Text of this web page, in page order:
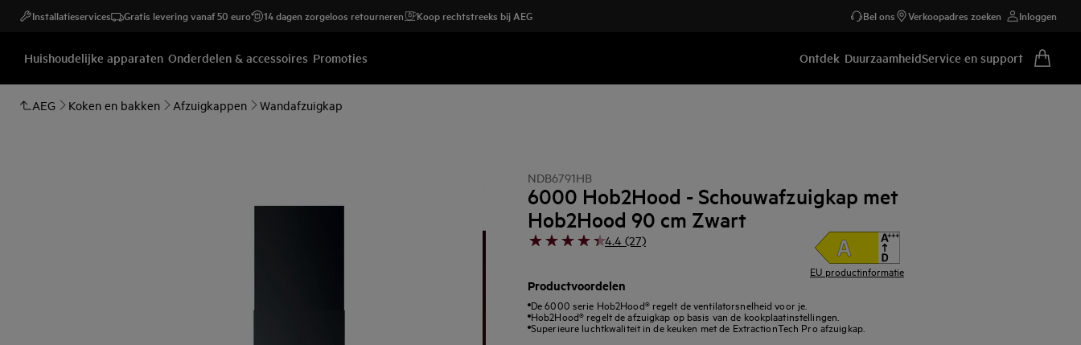
Installatieservices Gratis levering vanaf 50 euro 14 dagen zorgeloos retourneren Koop rechtstreeks bij AEG Bel ons Verkoopadres zoeken Inloggen
Huishoudelijke apparaten Onderdelen & accessoires Promoties Ontdek DuurzaamheidService en support
AEG Koken en bakken Afzuigkappen Wandafzuigkap
NDB6791HB
6000 Hob2Hood - Schouwafzuigkap met
Hob2Hood 90 cm Zwart
4.4 (27)
EU productinformatie
Productvoordelen
De 6000 serie Hob2Hood® regelt de ventilatorsnelheid voor je.
Hob2Hood® regelt de afzuigkap op basis van de kookplaatinstellingen.
Superieure luchtkwaliteit in de keuken met de ExtractionTech Pro afzuigkap.